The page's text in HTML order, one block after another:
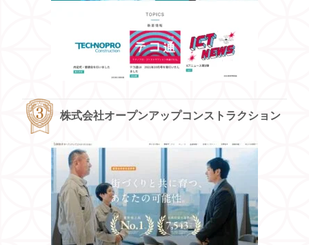
株式会社オープンアップコンストラクション